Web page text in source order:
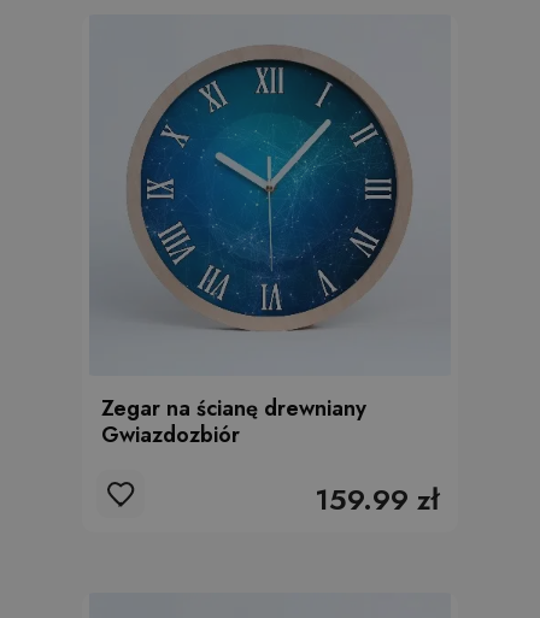
Zegar na ścianę drewniany
Gwiazdozbiór
159.99 zł